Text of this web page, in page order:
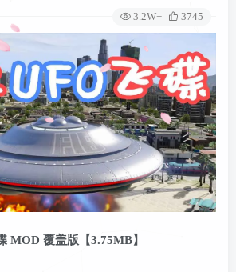
3.2W+ 3745
MOD 覆盖版【3.75MB】